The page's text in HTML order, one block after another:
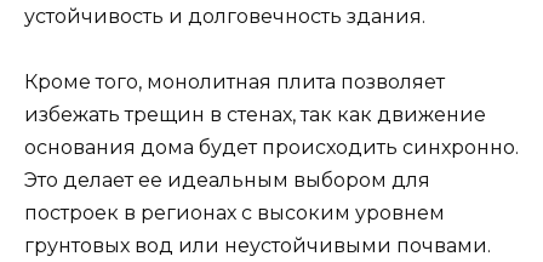
устойчивость и долговечность здания.
Кроме того, монолитная плита позволяет
избежать трещин в стенах, так как движение
основания дома будет происходить синхронно.
Это делает ее идеальным выбором для
построек в регионах с высоким уровнем
грунтовых вод или неустойчивыми почвами.